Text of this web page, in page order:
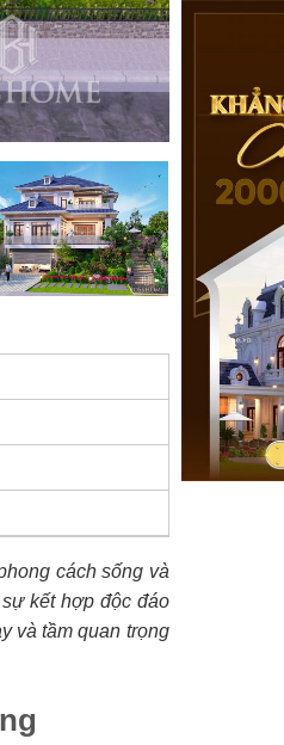
cách sống và
kết hợp độc đáo
và tầm quan trọng